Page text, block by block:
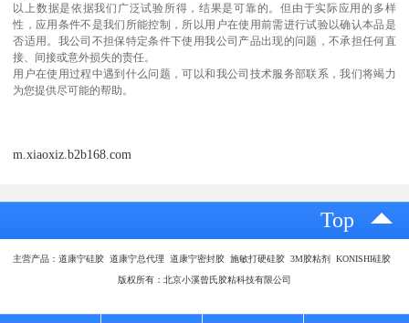
以上数据是依据我们广泛试验所得，结果是可靠的。但由于实际应用的多样
性，应用条件不是我们所能控制，所以用户在使用前需进行试验以确认本品是
否适用。我公司不担保特定条件下使用我公司产品出现的问题，不承担任何直
接、间接或意外损失的责任。
用户在使用过程中遇到什么问题，可以和我公司技术服务部联系，我们将竭力
为您提供尽可能的帮助。
m.xiaoxiz.b2b168.com
Top
主营产品：道康宁硅胶 道康宁总代理 道康宁密封胶 施敏打硬硅胶 3M胶粘剂 KONISHI硅胶
版权所有：北京小溪曾氏胶粘科技有限公司